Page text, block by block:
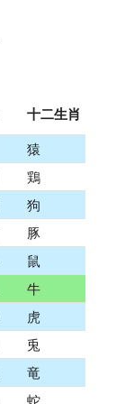
十二生肖
猿
鶏
狗
豚
鼠
牛
虎
兎
竜
蛇